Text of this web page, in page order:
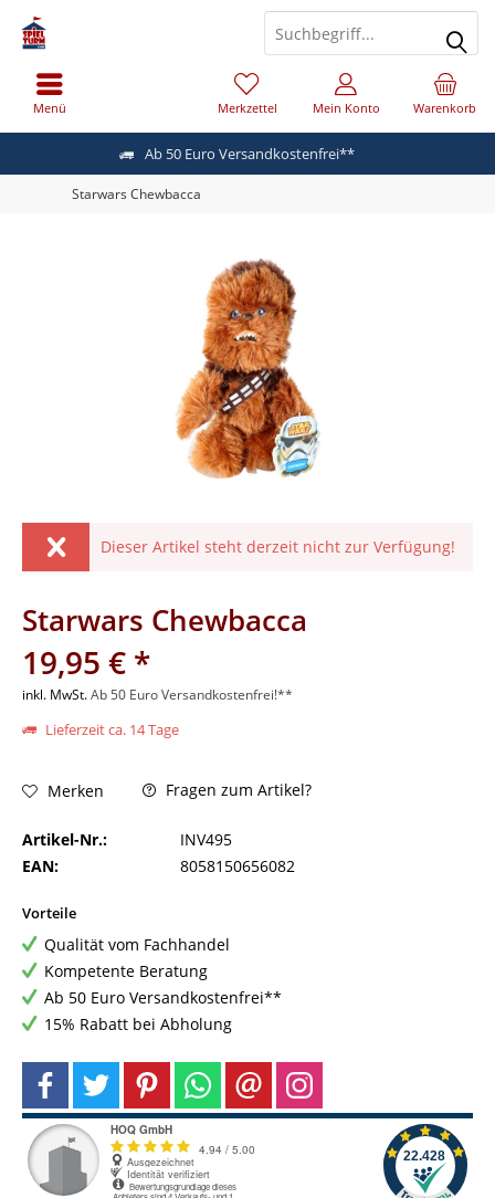
Ab 50 Euro Versandkostenfrei**
Menü Warenkorb
Merkzettel Mein Konto
Starwars Chewbacca
Dieser Artikel steht derzeit nicht zur Verfügung!
Starwars Chewbacca
19,95 € *
inkl. MwSt.Ab 50 Euro Versandkostenfrei!**
Lieferzeit ca. 14 Tage
Merken Fragen zum Artikel?
Artikel-Nr.:
INV495
EAN:
8058150656082
Vorteile
Qualität vom Fachhandel
Kompetente Beratung
Ab 50 Euro Versandkostenfrei**
15% Rabatt bei Abholung